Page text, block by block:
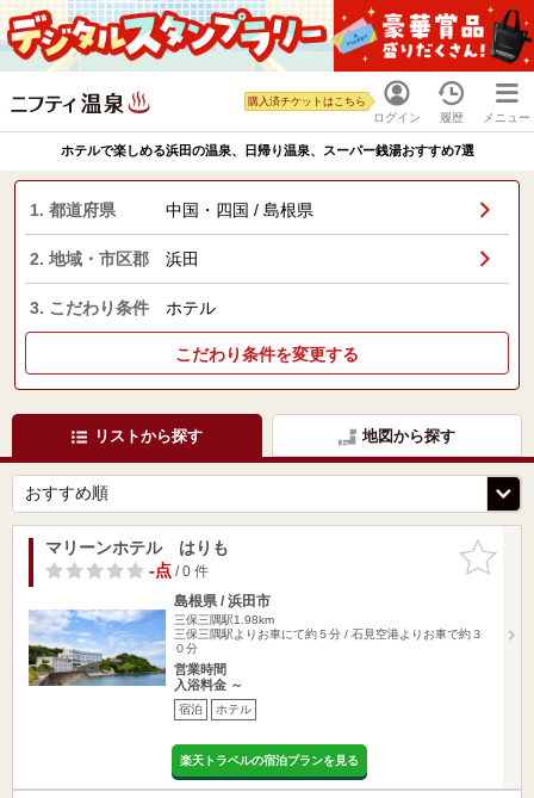
ログイン
購入済チケットはこちら
履歴 メニュー
ホテルで楽しめる浜田の温泉、日帰り温泉、スーパー銭湯おすすめ7選
1. 都道府県 中国・四国 / 島根県
2. 地域・市区郡 浜田
3. こだわり条件 ホテル
こだわり条件を変更する
リストから探す 地図から探す
お気に入
りに追加
マリーンホテル はりも
-点/ 0 件
島根県 / 浜田市
三保三隅駅1.98km
三保三隅駅よりお車にて約５分 / 石見空港よりお車で約３
０分
営業時間
入浴料金 ～
宿泊 ホテル
楽天トラベルの宿泊プランを見る